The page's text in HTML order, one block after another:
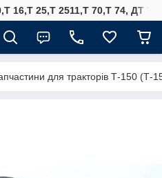
16,Т 25,Т 2511,Т 70,Т 74, ДТ
для тракторів Т-150